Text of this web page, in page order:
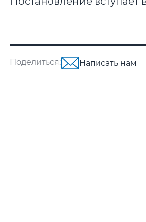
Поделиться: Написать нам